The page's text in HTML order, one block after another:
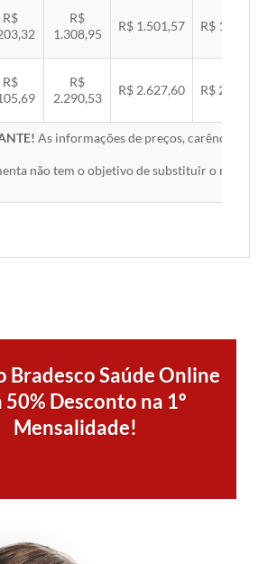
R$
R$
1.308,95
R$ 1.501,57 R$ 1.547,38
R$
R$
2.290,53
R$ 2.627,60 R$ 2.707,76
As informações de preços, carências,
não tem o objetivo de substituir o material
Bradesco Saúde Online
50% Desconto na 1º
Mensalidade!